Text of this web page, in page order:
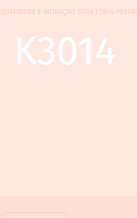
QUALIDADE E INOVAÇÃO PARA LINHA
K3014